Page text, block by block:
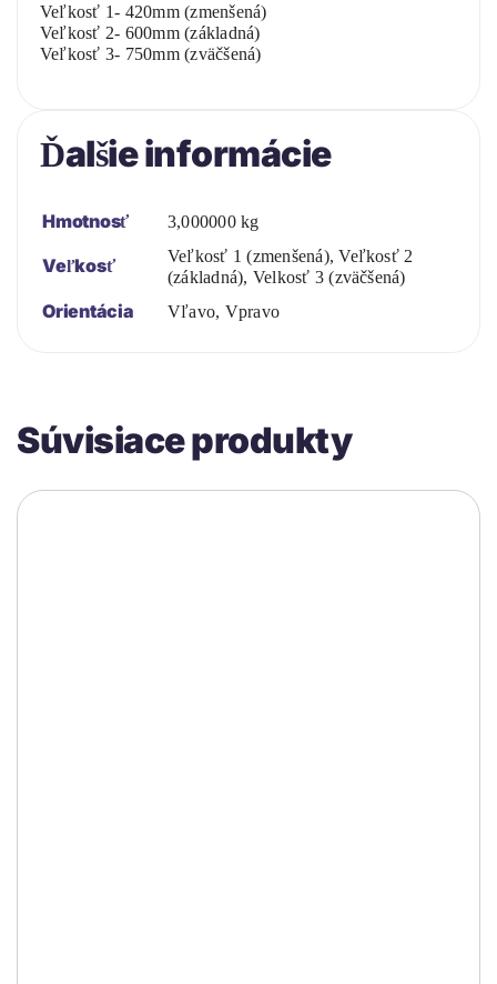
Veľkosť 1- 420mm (zmenšená)
Veľkosť 2- 600mm (základná)
Veľkosť 3- 750mm (zväčšená)
Ďalšie informácie
Hmotnosť 3,000000 kg
Veľkosť
Veľkosť 1 (zmenšená), Veľkosť 2
(základná), Velkosť 3 (zväčšená)
Orientácia Vľavo, Vpravo
Súvisiace produkty